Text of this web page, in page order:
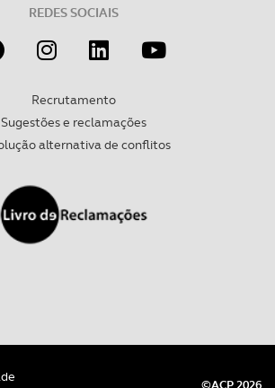
REDES SOCIAIS
Recrutamento
Sugestões e reclamações
alternativa de conflitos
©ACP 2026